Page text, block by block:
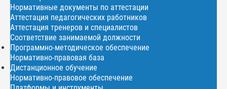
Нормативные документы по аттестации
Аттестация педагогических работников
Аттестация тренеров и специалистов
Соответствие занимаемой должности
Программно-методическое обеспечение
Нормативно-правовая база
Дистанционное обучение
Нормативно-правовое обеспечение